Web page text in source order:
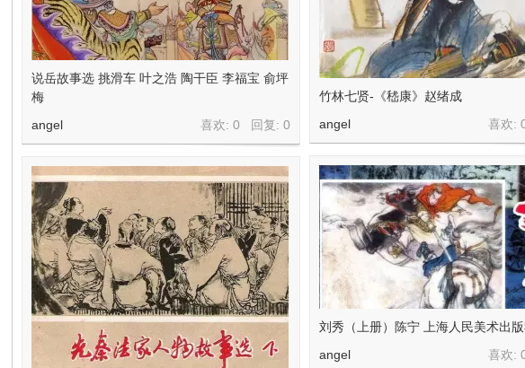
说岳故事选 挑滑车 叶之浩 陶干臣 李福宝 俞坪
梅
喜欢: 0 回复:0
angel
竹林七贤-《嵇康》赵绪成
喜欢:
angel
刘秀（上册）陈宁 上海人民美术出
喜欢:
angel